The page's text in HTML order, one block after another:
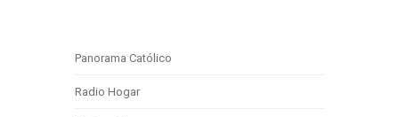
Panorama Católico
Radio Hogar